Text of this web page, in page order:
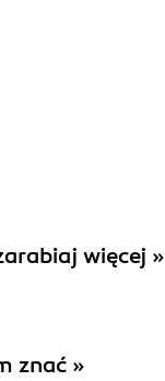
więcej »
znać »